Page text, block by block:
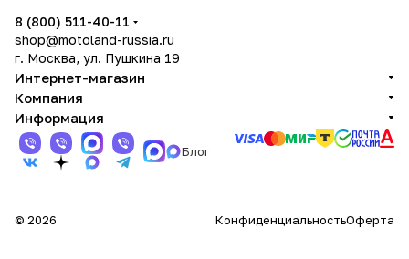
8 (800) 511-40-11
shop@motoland-russia.ru
г. Москва, ул. Пушкина 19
Интернет-магазин
Компания
Информация
Блог
© 2026 КонфиденциальностьОферта